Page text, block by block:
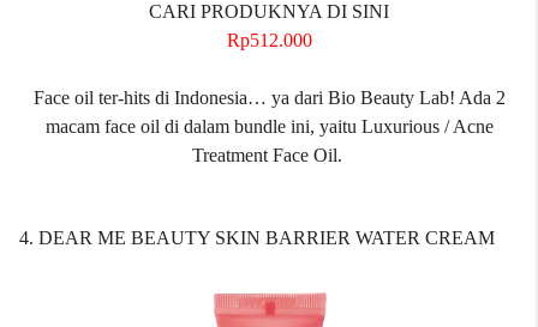
CARI PRODUKNYA DI SINI
Rp512.000
Face oil ter-hits di Indonesia… ya dari Bio Beauty Lab! Ada 2
macam face oil di dalam bundle ini, yaitu Luxurious / Acne
Treatment Face Oil.
4. DEAR ME BEAUTY SKIN BARRIER WATER CREAM